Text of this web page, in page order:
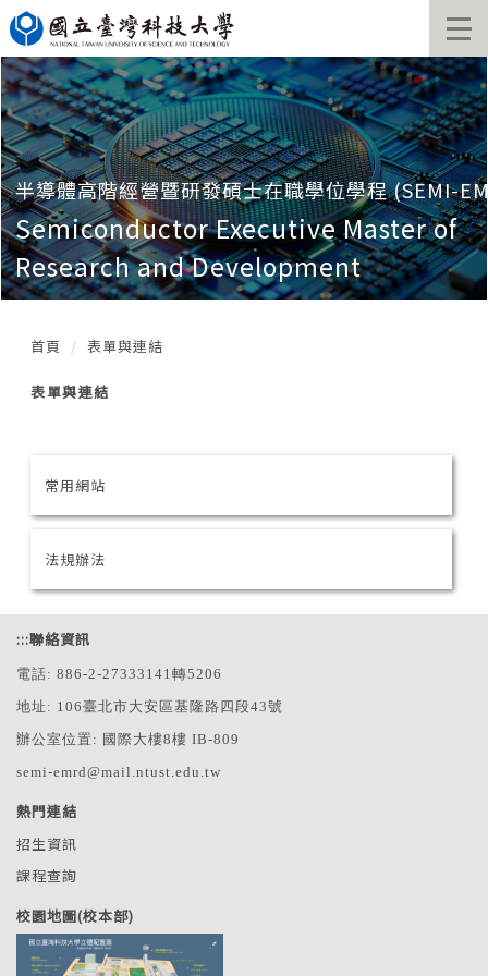
跳
到
主
要
內
容
區
塊
半導體高階經營暨研發碩士在職學位學程 (SEMI-
Semiconductor Executive Master of
Research and Development
首頁 表單與連結
表單與連結
常用網站
法規辦法
:::聯絡資訊
電話: 886-2-27333141轉5206
地址: 106臺北市大安區基隆路四段43號
辦公室位置: 國際大樓8樓 IB-809
semi-emrd@mail.ntust.edu.tw
熱門連結
招生資訊
課程查詢
校園地圖(校本部)